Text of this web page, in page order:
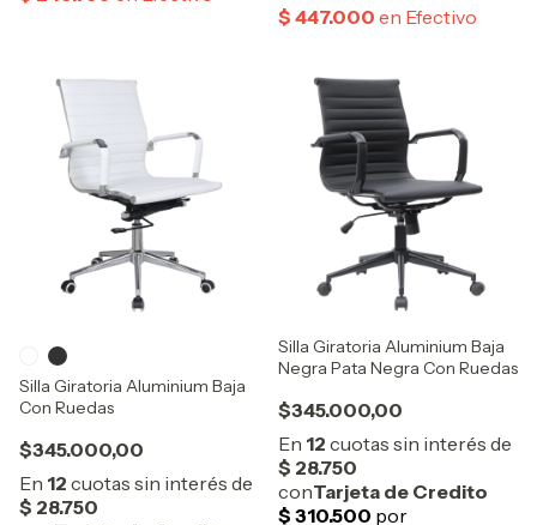
Silla Giratoria Aluminium Baja
Con Ruedas
$345.000,00
Silla Giratoria Aluminium Baja
Negra Pata Negra Con Ruedas
$345.000,00